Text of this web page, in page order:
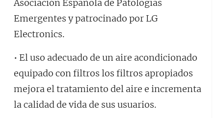
Asociación Española de Patologías
Emergentes y patrocinado por LG
Electronics.
• El uso adecuado de un aire acondicionado
equipado con filtros los filtros apropiados
mejora el tratamiento del aire e incrementa
la calidad de vida de sus usuarios.